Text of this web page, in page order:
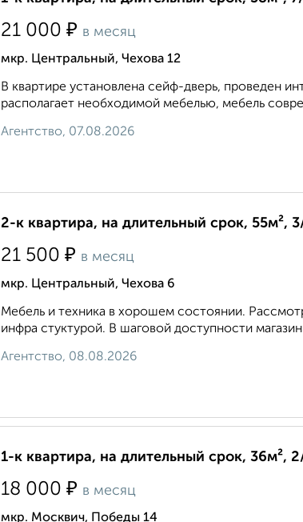
21 000 ₽ в месяц
мкр. Центральный, Чехова 12
В квартире установлена сейф-дверь, проведен
располагает необходимой мебелью, мебель
Агентство, 07.08.2026
2-к квартира, на длительный срок, 55м²,
21 500 ₽ в месяц
мкр. Центральный, Чехова 6
Мебель и техника в хорошем состоянии.
инфра стуктурой. В шаговой доступности
Агентство, 08.08.2026
1-к квартира, на длительный срок, 36м²,
18 000 ₽ в месяц
мкр. Москвич, Победы 14